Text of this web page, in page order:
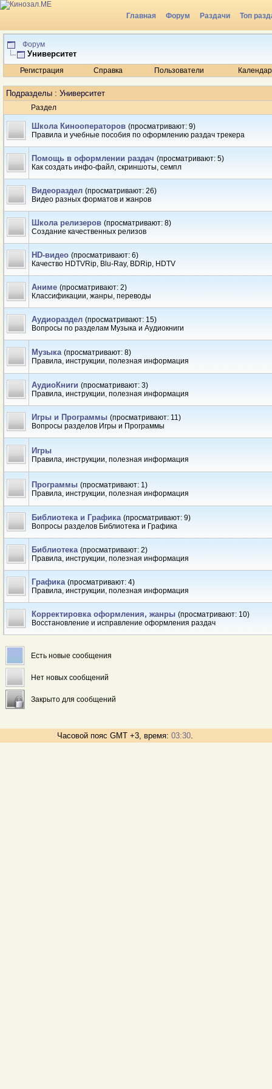
Главная Форум Раздачи Топ
Радио
Форум
Университет
Регистрация Справка Пользователи
Подразделы : Университет
Раздел
Школа Кинооператоров (просматривают: 9)
Правила и учебные пособия по оформлению раздач трекера
Помощь в оформлении раздач (просматривают: 5)
Как создать инфо-файл, скриншоты, семпл
Видеораздел (просматривают: 26)
Видео разных форматов и жанров
Школа релизеров (просматривают: 8)
Создание качественных релизов
HD-видео (просматривают: 6)
Качество HDTVRip, Blu-Ray, BDRip, HDTV
Аниме (просматривают: 2)
Классификации, жанры, переводы
Аудиораздел (просматривают: 15)
Вопросы по разделам Музыка и Аудиокниги
Музыка (просматривают: 8)
Правила, инструкции, полезная информация
АудиоКниги (просматривают: 3)
Правила, инструкции, полезная информация
Игры и Программы (просматривают: 11)
Вопросы разделов Игры и Программы
Игры
Правила, инструкции, полезная информация
Программы (просматривают: 1)
Правила, инструкции, полезная информация
Библиотека и Графика (просматривают: 9)
Вопросы разделов Библиотека и Графика
Библиотека (просматривают: 2)
Правила, инструкции, полезная информация
Графика (просматривают: 4)
Правила, инструкции, полезная информация
Корректировка оформления, жанры (просматривают: 10)
Восстановление и исправление оформления раздач
Есть новые сообщения
Нет новых сообщений
Закрыто для сообщений
Часовой пояс GMT +3, время: 03:30.